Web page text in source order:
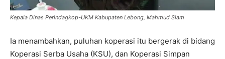
Kepala Dinas Perindagkop-UKM Kabupaten Lebong, Mahmud Siam
Ia menambahkan, puluhan koperasi itu bergerak di bidang
Koperasi Serba Usaha (KSU), dan Koperasi Simpan